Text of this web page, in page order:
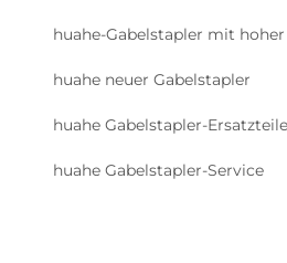
huahe-Gabelstapler mit
huahe neuer Gabelstapler
huahe Gabelstapler-Ersatzteile
huahe Gabelstapler-Service